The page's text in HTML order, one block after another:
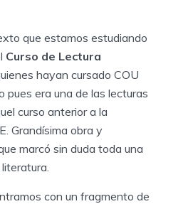
que estamos estudiando
Curso de Lectura
hayan cursado COU
pues era una de las lecturas
curso anterior a la
Grandísima obra y
marcó sin duda toda una
con un fragmento de